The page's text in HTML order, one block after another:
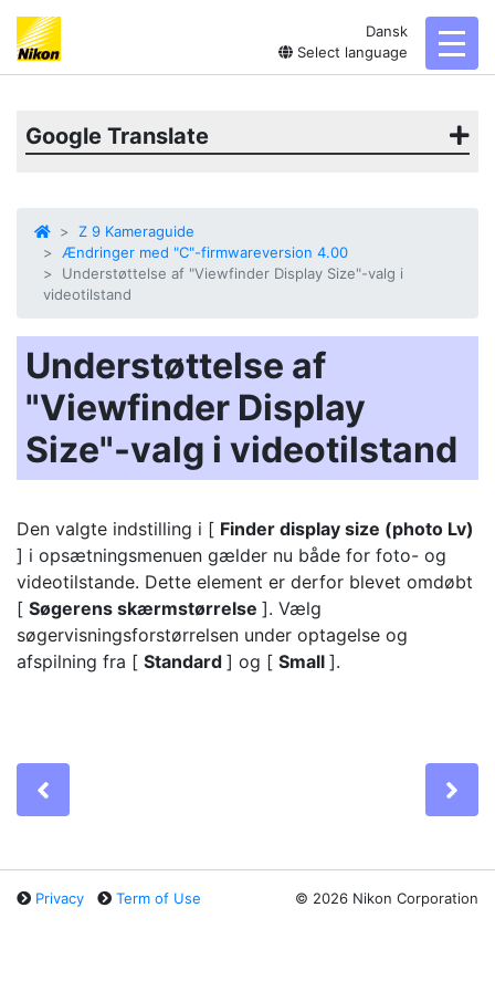
Dansk
Select language
Google Translate
Z 9 Kameraguide
Ændringer med "C"-firmwareversion 4.00
Understøttelse af "Viewfinder Display Size"-valg i
videotilstand
Understøttelse af
"Viewfinder Display
Size"-valg i videotilstand
Den valgte indstilling i [ Finder display size (photo Lv)
] i opsætningsmenuen gælder nu både for foto- og
videotilstande. Dette element er derfor blevet omdøbt
[ Søgerens skærmstørrelse ]. Vælg
søgervisningsforstørrelsen under optagelse og
afspilning fra [ Standard ] og [ Small ].
Privacy Term of Use © 2026 Nikon Corporation